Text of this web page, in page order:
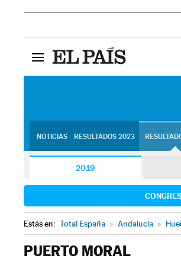
NOTICIAS RESULTADOS 2023
2019
Estás en: Total España » Andalucía »
PUERTO MORAL